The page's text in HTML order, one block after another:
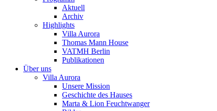
Aktuell
Archiv
Highlights
Villa Aurora
Thomas Mann House
VATMH Berlin
Publikationen
Über uns
Villa Aurora
Unsere Mission
Geschichte des Hauses
Marta & Lion Feuchtwanger